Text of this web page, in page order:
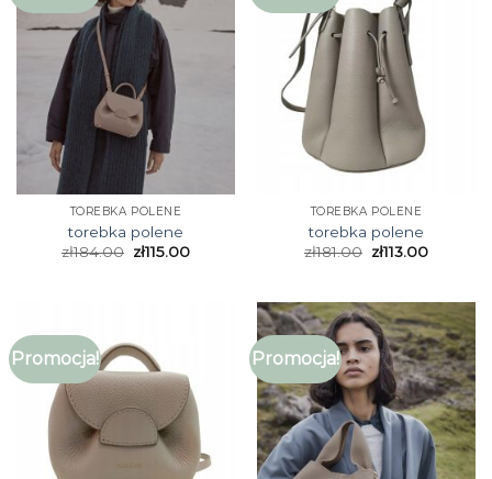
TOREBKA POLENE
torebka polene
zł184.00 zł115.00
TOREBKA POLENE
torebka polene
zł181.00 zł113.00
Promocja! Promocja!